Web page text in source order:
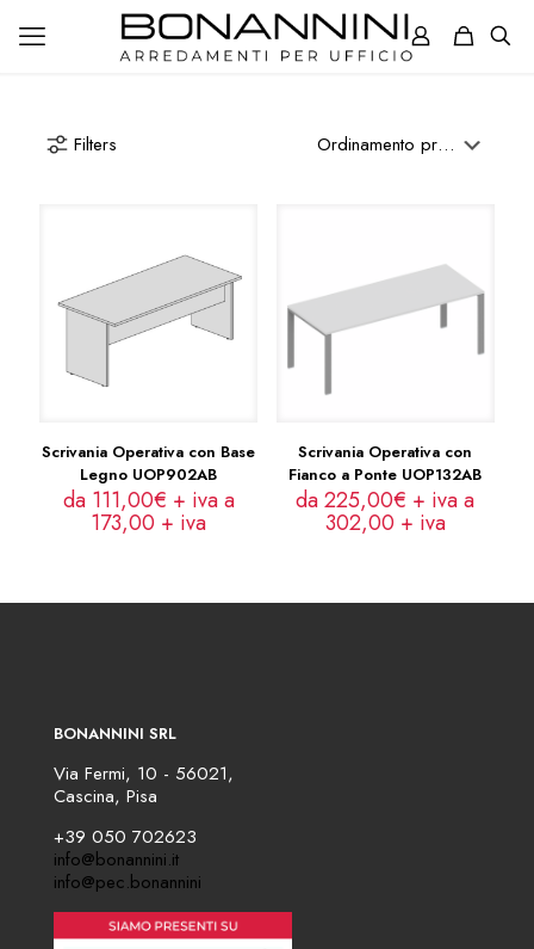
Filters
Scrivania Operativa con Base
Legno UOP902AB
da 111,00€ + iva a
173,00 + iva
Scrivania Operativa con
Fianco a Ponte UOP132AB
da 225,00€ + iva a
302,00 + iva
BONANNINI SRL
Via Fermi, 10 - 56021,
Cascina, Pisa
+39 050 702623
info@bonannini.it
info@pec.bonannini